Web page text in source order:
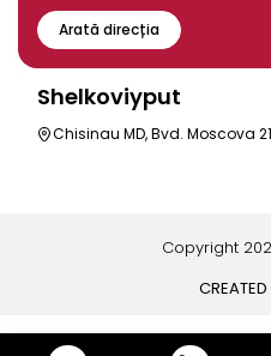
Arată direcția
Shelkoviyput
Chisinau MD, Bvd. Moscova
Copyright
CREATED